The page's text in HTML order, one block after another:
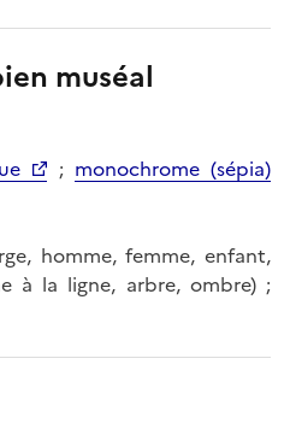
muséal
; monochrome (sépia)
homme, femme, enfant,
à la ligne, arbre, ombre) ;